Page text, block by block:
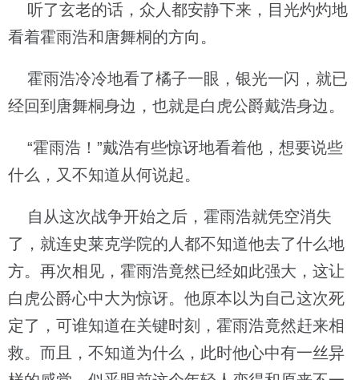
听了玄老的话，众人都安静下来，目光灼灼地
看着霍雨浩和唐舞桐的方向。
霍雨浩冷冷地看了橘子一眼，银光一闪，就已
经回到唐舞桐身边，也就是白虎公爵戴浩身边。
“霍雨浩！”戴浩有些惊讶地看着他，想要说些
什么，又不知道从何说起。
自从这次战争开始之后，霍雨浩就凭空消失
了，就连史莱克学院的人都不知道他去了什么地
方。再次相见，霍雨浩竟然已经如此强大，这让
白虎公爵心中大为惊讶。他原本以为自己这次死
定了，可谁知道在关键时刻，霍雨浩竟然赶来相
救。而且，不知道为什么，此时他心中有一丝异